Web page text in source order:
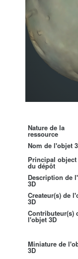
Nature de la
ressource
Nom de l'objet
Principal object
du dépôt
Description de
3D
Createur(s) de
3D
Contributeur(s)
l'objet 3D
Miniature de
3D